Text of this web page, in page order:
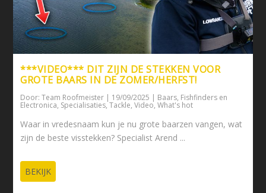
***VIDEO*** DIT ZIJN DE STEKKEN VOOR
GROTE BAARS IN DE ZOMER/HERFST!
Door:Team Roofmeister | 19/09/2025 | Baars, Fishfinders en
Electronica, Specialisaties,Tackle,Video,What's hot
Waar in vredesnaam kun je nu grote baarzen vangen, wat
zijn de beste visstekken? Specialist Arend ...
BEKIJK